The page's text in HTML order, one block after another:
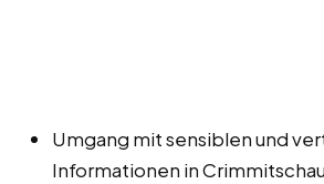
Umgang mit sensiblen und
Informationen in